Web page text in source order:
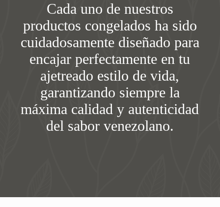
Cada uno de nuestros
productos congelados ha sido
cuidadosamente diseñado para
encajar perfectamente en tu
ajetreado estilo de vida,
garantizando siempre la
máxima calidad y autenticidad
del sabor venezolano.